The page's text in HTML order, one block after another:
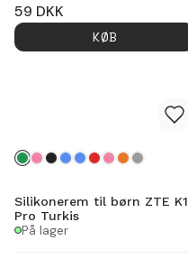
59 DKK
KØB
Silikonerem til børn ZTE K1
Pro Turkis
På lager